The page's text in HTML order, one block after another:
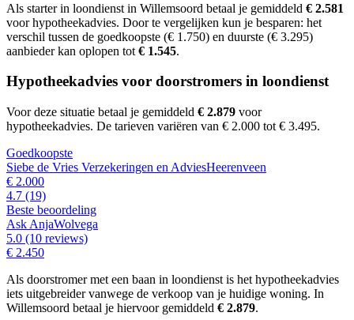
Als starter in loondienst in Willemsoord betaal je gemiddeld € 2.581
voor hypotheekadvies. Door te vergelijken kun je besparen: het
verschil tussen de goedkoopste (€ 1.750) en duurste (€ 3.295)
aanbieder kan oplopen tot € 1.545.
Hypotheekadvies voor doorstromers in loondienst
Voor deze situatie betaal je gemiddeld € 2.879 voor
hypotheekadvies. De tarieven variëren van € 2.000 tot € 3.495.
Goedkoopste
Siebe de Vries Verzekeringen en AdviesHeerenveen
€ 2.000
4.7 (19)
Beste beoordeling
Ask AnjaWolvega
5.0 (10 reviews)
€ 2.450
Als doorstromer met een baan in loondienst is het hypotheekadvies
iets uitgebreider vanwege de verkoop van je huidige woning. In
Willemsoord betaal je hiervoor gemiddeld € 2.879.